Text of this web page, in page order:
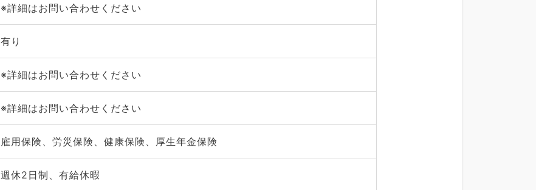
※詳細はお問い合わせください
有り
※詳細はお問い合わせください
※詳細はお問い合わせください
雇用保険、労災保険、健康保険、厚生年金保険
週休2日制、有給休暇